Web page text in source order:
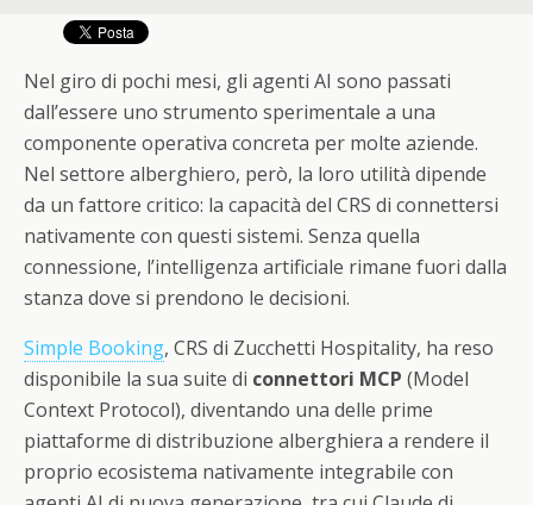
Nel giro di pochi mesi, gli agenti AI sono passati
dall’essere uno strumento sperimentale a una
componente operativa concreta per molte aziende.
Nel settore alberghiero, però, la loro utilità dipende
da un fattore critico: la capacità del CRS di connettersi
nativamente con questi sistemi. Senza quella
connessione, l’intelligenza artificiale rimane fuori dalla
stanza dove si prendono le decisioni.
Simple Booking, CRS di Zucchetti Hospitality, ha reso
disponibile la sua suite di connettori MCP (Model
Context Protocol), diventando una delle prime
piattaforme di distribuzione alberghiera a rendere il
proprio ecosistema nativamente integrabile con